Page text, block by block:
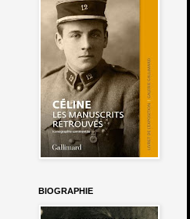
BIOGRAPHIE